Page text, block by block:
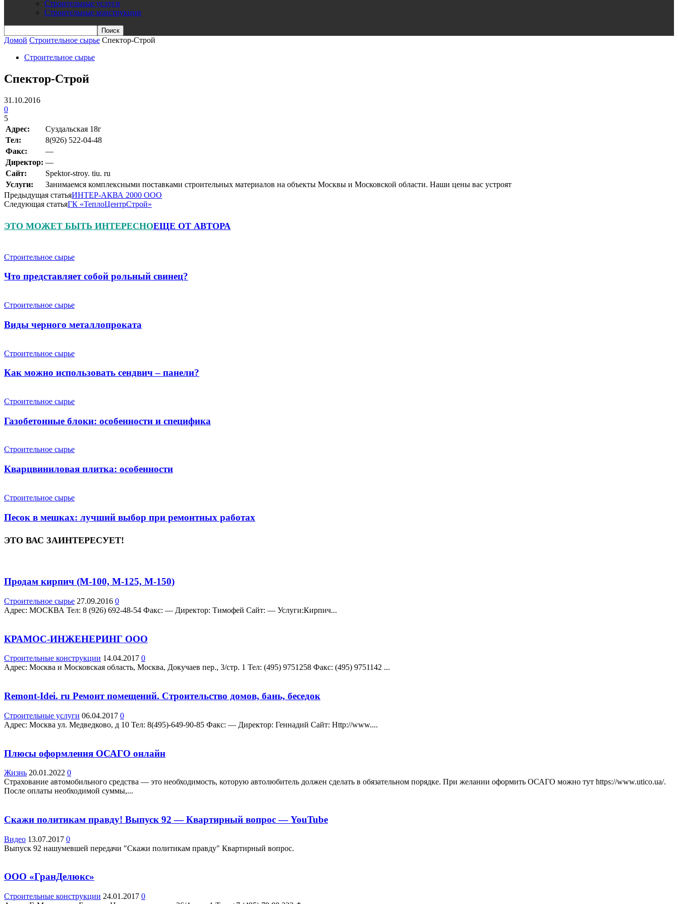
Строительные услуги
Строительные конструкции
Домой Строительное сырье Спектор-Строй
Строительное сырье
Спектор-Строй
31.10.2016
0
5
Адрес:
Суздальская 18г
Teл:
8(926) 522-04-48
Факс:
—
Директор: —
Сайт:
Spektor-stroy. tiu. ru
Услуги:
Занимаемся комплексными поставками строительных материалов на объекты Москвы и Московской области. Наши цены вас устроят
Предыдущая статьяИНТЕР-АКВА 2000 ООО
Следующая статьяГК «ТеплоЦентрСтрой»
ЭТО МОЖЕТ БЫТЬ ИНТЕРЕСНОЕЩЕ ОТ АВТОРА
Строительное сырье
Что представляет собой рольный свинец?
Строительное сырье
Виды черного металлопроката
Строительное сырье
Как можно использовать сендвич – панели?
Строительное сырье
Газобетонные блоки: особенности и специфика
Строительное сырье
Кварцвиниловая плитка: особенности
Строительное сырье
Песок в мешках: лучший выбор при ремонтных работах
ЭТО ВАС ЗАИНТЕРЕСУЕТ!
Продам кирпич (М-100, М-125, М-150)
Строительное сырье 27.09.2016 0
Адрес: МОСКВА Teл: 8 (926) 692-48-54 Факс: — Директор: Тимофей Сайт: — Услуги:Кирпич...
КРАМОС-ИНЖЕНЕРИНГ ООО
Строительные конструкции 14.04.2017 0
Адрес: Москва и Московская область, Москва, Докучаев пер., 3/стр. 1 Teл: (495) 9751258 Факс: (495) 9751142 ...
Remont-Idei. ru Ремонт помещений. Строительство домов, бань, беседок
Строительные услуги 06.04.2017 0
Адрес: Москва ул. Медведково, д 10 Teл: 8(495)-649-90-85 Факс: — Директор: Геннадий Сайт: Http://www....
Плюсы оформления ОСАГО онлайн
Жизнь 20.01.2022 0
Страхование автомобильного средства — это необходимость, которую автолюбитель должен сделать в обязательном порядке. При желании оформить ОСАГО можно тут https://www.utico.ua/.
После оплаты необходимой суммы,...
Скажи политикам правду! Выпуск 92 — Квартирный вопрос — YouTube
Видео 13.07.2017 0
Выпуск 92 нашумевшей передачи "Скажи политикам правду" Квартирный вопрос.
ООО «ГранДелюкс»
Строительные конструкции 24.01.2017 0